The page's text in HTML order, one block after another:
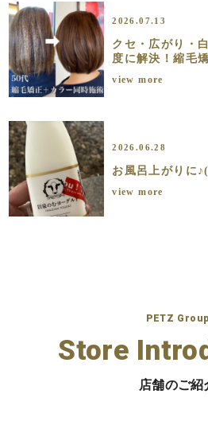
2026.07.13
クセ・広がり・
度に解決！縮毛
view more
2026.06.28
お風呂上がりに
view more
PETZ Group
Store
店舗のご紹